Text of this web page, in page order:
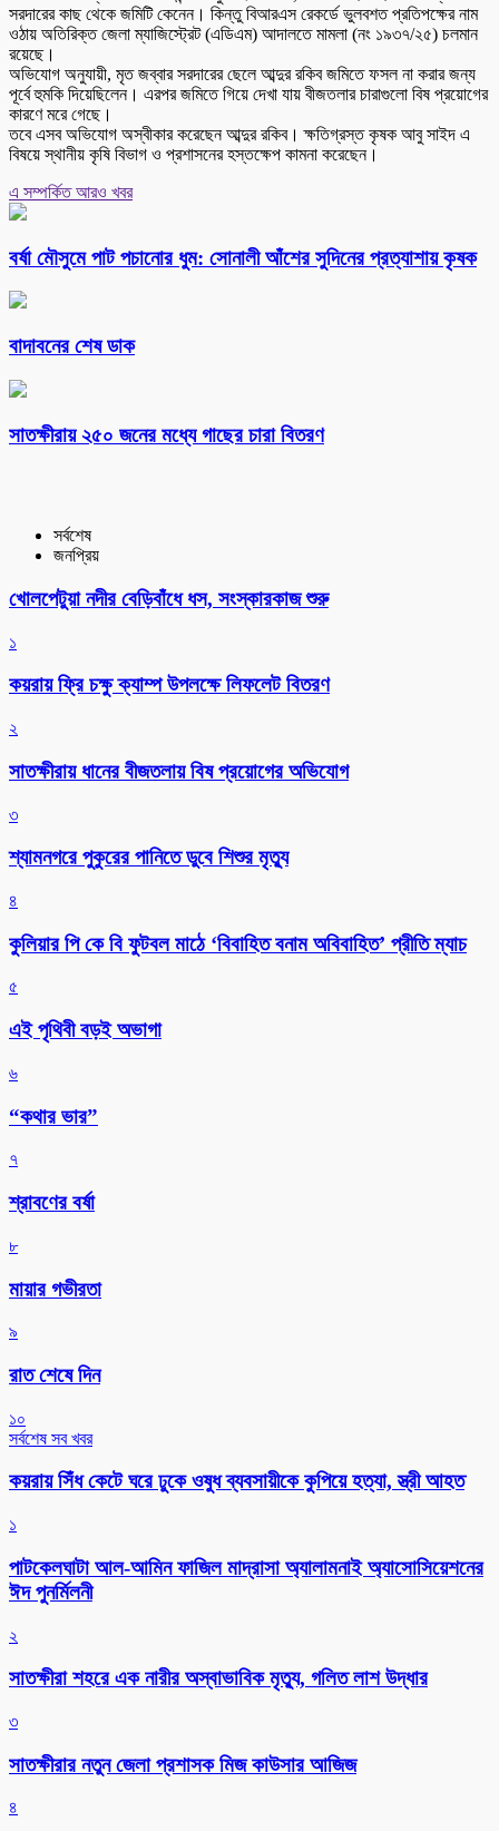
সরদারের কাছ থেকে জমিটি কেনেন। কিন্তু বিআরএস রেকর্ডে ভুলবশত প্রতিপক্ষের নাম
ওঠায় অতিরিক্ত জেলা ম্যাজিস্ট্রেট (এডিএম) আদালতে মামলা (নং ১৯৩৭/২৫) চলমান
রয়েছে।
অভিযোগ অনুযায়ী, মৃত জব্বার সরদারের ছেলে আব্দুর রকিব জমিতে ফসল না করার জন্য
পূর্বে হুমকি দিয়েছিলেন। এরপর জমিতে গিয়ে দেখা যায় বীজতলার চারাগুলো বিষ প্রয়োগের
কারণে মরে গেছে।
তবে এসব অভিযোগ অস্বীকার করেছেন আব্দুর রকিব। ক্ষতিগ্রস্ত কৃষক আবু সাইদ এ
বিষয়ে স্থানীয় কৃষি বিভাগ ও প্রশাসনের হস্তক্ষেপ কামনা করেছেন।
এ সম্পর্কিত আরও খবর
বর্ষা মৌসুমে পাট পচানোর ধুম: সোনালী আঁশের সুদিনের প্রত্যাশায় কৃষক
বাদাবনের শেষ ডাক
সাতক্ষীরায় ২৫০ জনের মধ্যে গাছের চারা বিতরণ
সর্বশেষ
জনপ্রিয়
খোলপেটুয়া নদীর বেড়িবাঁধে ধস, সংস্কারকাজ শুরু
১
কয়রায় ফ্রি চক্ষু ক্যাম্প উপলক্ষে লিফলেট বিতরণ
২
সাতক্ষীরায় ধানের বীজতলায় বিষ প্রয়োগের অভিযোগ
৩
শ্যামনগরে পুকুরের পানিতে ডুবে শিশুর মৃত্যু
৪
কুলিয়ার পি কে বি ফুটবল মাঠে ‘বিবাহিত বনাম অবিবাহিত’ প্রীতি ম্যাচ
৫
এই পৃথিবী বড়ই অভাগা
৬
“কথার ভার”
৭
শ্রাবণের বর্ষা
৮
মায়ার গভীরতা
৯
রাত শেষে দিন
১০
সর্বশেষ সব খবর
কয়রায় সিঁধ কেটে ঘরে ঢুকে ওষুধ ব্যবসায়ীকে কুপিয়ে হত্যা, স্ত্রী আহত
১
পাটকেলঘাটা আল-আমিন ফাজিল মাদ্রাসা অ্যালামনাই অ্যাসোসিয়েশনের
ঈদ পুনর্মিলনী
২
সাতক্ষীরা শহরে এক নারীর অস্বাভাবিক মৃত্যু, গলিত লাশ উদ্ধার
৩
সাতক্ষীরার নতুন জেলা প্রশাসক মিজ কাউসার আজিজ
৪